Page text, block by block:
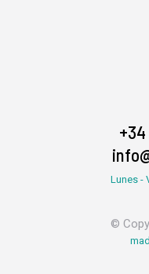
Lunes -
©